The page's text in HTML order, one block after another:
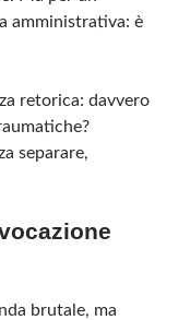
amministrativa: è
retorica: davvero
separare,
brutale, ma